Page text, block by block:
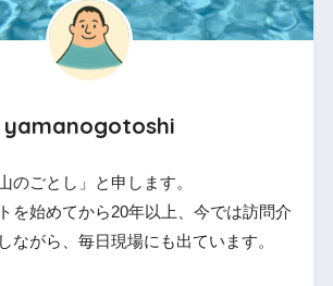
yamanogotoshi
のごとし」と申します。
を始めてから20年以上、今では訪問介
ながら、毎日現場にも出ています。